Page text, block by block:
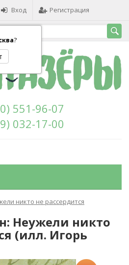
?
Вход Регистрация
551-96-07
032-17-00
никто не рассердится
Неужели никто
(илл. Игорь